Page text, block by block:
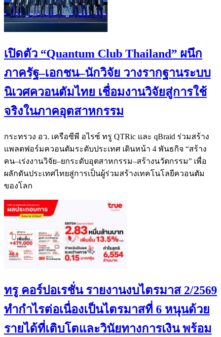
เปิดตัว “Quantum Club Thailand” ผนึก
ภาครัฐ–เอกชน–นักวิจัย วางรากฐานระบบ
นิเวศควอนตัมไทย เชื่อมงานวิจัยสู่การใช้
จริงในภาคอุตสาหกรรม
กระทรวง อว. เครือซีพี อไรซ์ ทรู QTRic และ qBraid ร่วมสร้าง
แพลตฟอร์มควอนตัมระดับประเทศ เดินหน้า 4 พันธกิจ “สร้าง
คน–เร่งงานวิจัย–ยกระดับอุตสาหกรรม–สร้างนวัตกรรม” เพื่อ
ผลักดันประเทศไทยสู่การเป็นผู้ร่วมสร้างเทคโนโลยีควอนตัม
ของโลก
ทรู คอร์ปอเรชั่น รายงานงบไตรมาส 2/2569
ทำกำไรต่อเนื่องเป็นไตรมาสที่ 6 หนุนด้วย
รายได้ที่เติบโตและวินัยทางการเงิน พร้อม